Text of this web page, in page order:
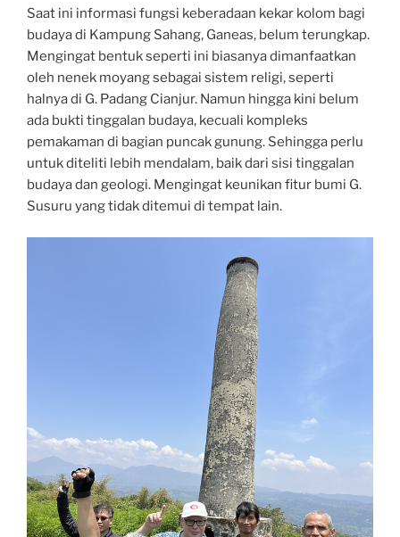
Saat ini informasi fungsi keberadaan kekar kolom bagi
budaya di Kampung Sahang, Ganeas, belum terungkap.
Mengingat bentuk seperti ini biasanya dimanfaatkan
oleh nenek moyang sebagai sistem religi, seperti
halnya di G. Padang Cianjur. Namun hingga kini belum
ada bukti tinggalan budaya, kecuali kompleks
pemakaman di bagian puncak gunung. Sehingga perlu
untuk diteliti lebih mendalam, baik dari sisi tinggalan
budaya dan geologi. Mengingat keunikan fitur bumi G.
Susuru yang tidak ditemui di tempat lain.